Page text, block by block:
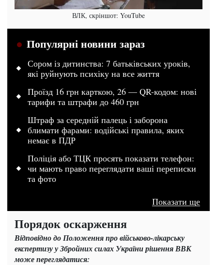
ВЛК, скріншот: YouTube
Популярні новини зараз
Сором із дитинства: 7 батьківських уроків,
які руйнують психіку на все життя
Проїзд 16 грн карткою, 26 — QR-кодом: нові
тарифи та штрафи до 460 грн
Штраф за середній палець і заборона
блимати фарами: водійські правила, яких
немає в ПДР
Поліція або ТЦК просять показати телефон:
чи мають право переглядати ваші переписки
та фото
Показати ще
Порядок оскарження
Відповідно до Положення про військово-лікарську
експертизу у Збройних силах України рішення ВВК
може переглядатися: